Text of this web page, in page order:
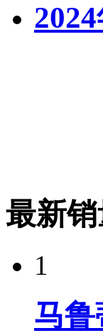
最新
1
马鲁